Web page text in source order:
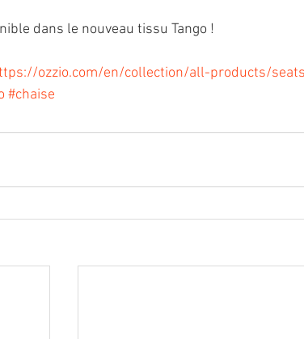
dans le nouveau tissu Tango !
ozzio.com/en/collection/all-products/
#chaise